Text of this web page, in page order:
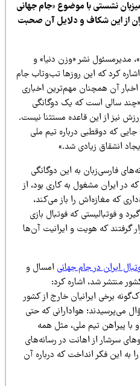
نشستی با موضوع «جام جهانی
این شکاف و دلایل آن صحبت
نشر «وزن دنیا» و
کرد که این روزها تب‌وتاب جام
آن همچنان مهم‌ترین اخباری
است که یک دوگانگی
از این قاعده مستثنا نیست.
شد؛ جایی که دوقطبی درباره تیم ملی
زیادی شد.»
به این دوگانگی
مشغول به کاری بود، از
مغازه‌اش را باز می‌کند،
که فوتبال بازی
که هویت و ایرانیت آن‌ها
در جام جهانیامسال و
شد، اشاره کرد:
ایرانیان خارج از کشور
هوادارانی که حتی
تیم ملی، مثل همه
از اهانت در رسانه‌های
فکر انداخت که درباره آن